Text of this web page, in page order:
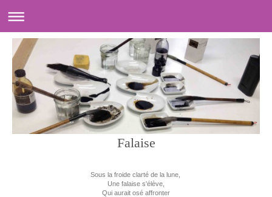
Falaise
Sous la froide clarté de la lune,
Une falaise s'élève,
Qui aurait osé affronter